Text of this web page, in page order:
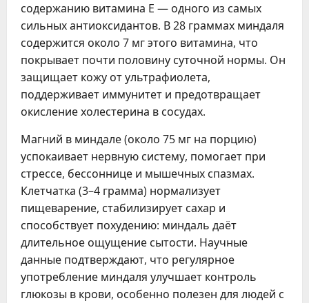
содержанию витамина Е — одного из самых
сильных антиоксидантов. В 28 граммах миндаля
содержится около 7 мг этого витамина, что
покрывает почти половину суточной нормы. Он
защищает кожу от ультрафиолета,
поддерживает иммунитет и предотвращает
окисление холестерина в сосудах.
Магний в миндале (около 75 мг на порцию)
успокаивает нервную систему, помогает при
стрессе, бессоннице и мышечных спазмах.
Клетчатка (3–4 грамма) нормализует
пищеварение, стабилизирует сахар и
способствует похудению: миндаль даёт
длительное ощущение сытости. Научные
данные подтверждают, что регулярное
употребление миндаля улучшает контроль
глюкозы в крови, особенно полезен для людей с